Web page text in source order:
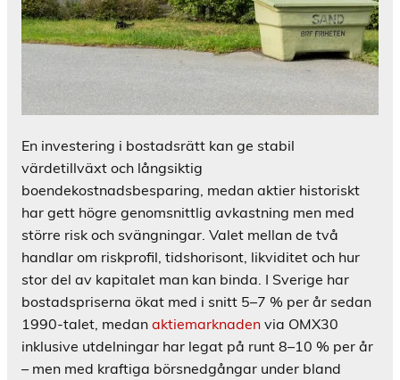
En investering i bostadsrätt kan ge stabil
värdetillväxt och långsiktig
boendekostnadsbesparing, medan aktier historiskt
har gett högre genomsnittlig avkastning men med
större risk och svängningar. Valet mellan de två
handlar om riskprofil, tidshorisont, likviditet och hur
stor del av kapitalet man kan binda. I Sverige har
bostadspriserna ökat med i snitt 5–7 % per år sedan
1990-talet, medan aktiemarknaden via OMX30
inklusive utdelningar har legat på runt 8–10 % per år
– men med kraftiga börsnedgångar under bland